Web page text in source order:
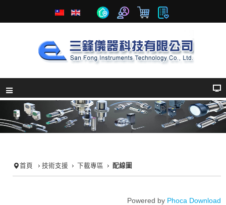
首頁 技術支援 下載專區 配線圖
Powered by Phoca Download